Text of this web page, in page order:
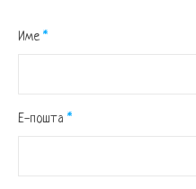
Име *
Е-пошта *